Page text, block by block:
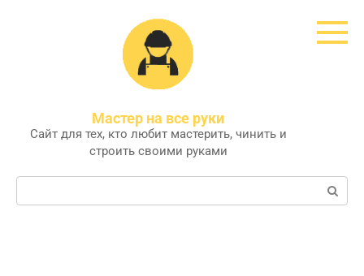
Мастер на все руки
Сайт для тех, кто любит мастерить, чинить и
строить своими руками
Поиск: